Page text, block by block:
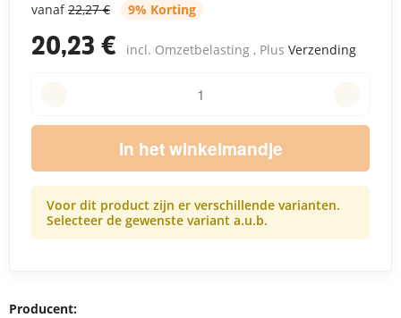
vanaf 22,27 € 9% Korting
20,23 € incl. Omzetbelasting , Plus Verzending
In het winkelmandje
Voor dit product zijn er verschillende varianten.
Selecteer de gewenste variant a.u.b.
Producent: